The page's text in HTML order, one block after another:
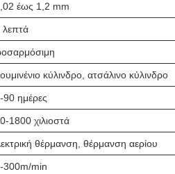
έως 1,2 mm
λεπτά
κύλινδρο, ατσάλινο κύλινδρο
90 ημέρες
1800 χιλιοστά
θέρμανση, θέρμανση αερίου
300m/min